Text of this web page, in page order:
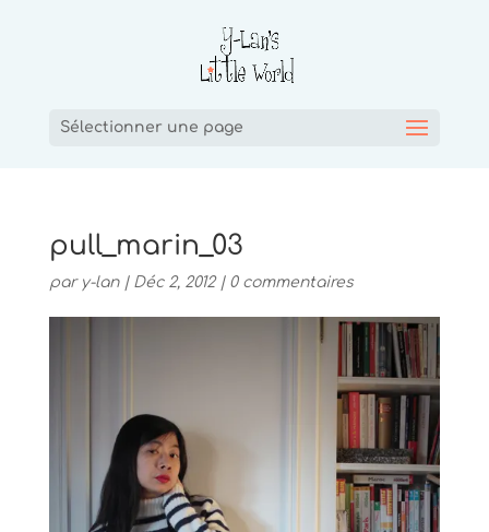
Sélectionner une page
pull_marin_03
par y-lan| Déc 2, 2012| 0 commentaires